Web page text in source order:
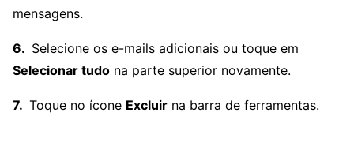
mensagens.
Selecione os e-mails adicionais ou toque em
Selecionar tudo na parte superior novamente.
Toque no ícone Excluir na barra de ferramentas.